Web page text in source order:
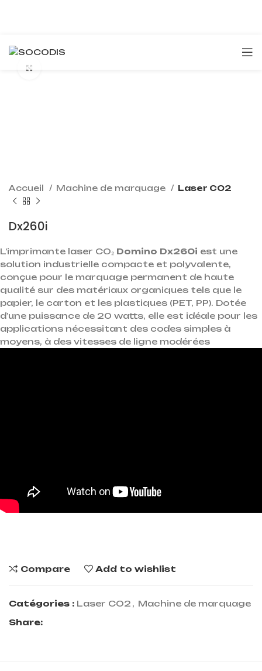
Accueil Machine de marquage Laser CO2
Dx260i
L’imprimante laser CO₂ Domino Dx260i est une
solution industrielle compacte et polyvalente,
conçue pour le marquage permanent de haute
qualité sur des matériaux organiques tels que le
papier, le carton et les plastiques (PET, PP). Dotée
d’une puissance de 20 watts, elle est idéale pour les
applications nécessitant des codes simples à
moyens, à des vitesses de ligne modérées
Compare Add to wishlist
Catégories : Laser CO2 , Machine de marquage
Share: